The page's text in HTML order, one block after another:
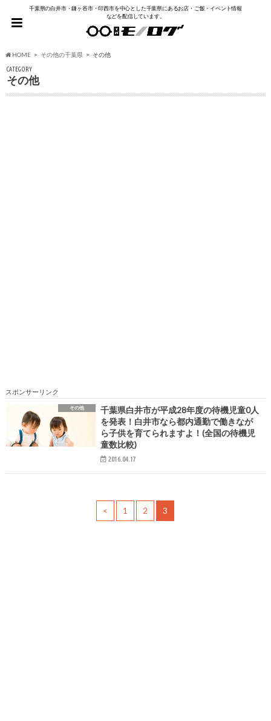
千葉県の白井市・鎌ヶ谷市・印西市を中心とした千葉県にあるお店・ご飯・イベント情報
などを配信しています。
HOME その他の千葉県 その他
CATEGORY
その他
スポンサーリンク
その他
千葉県白井市が平成28年度の待機児童0人
を発表！白井市なら都内通勤で働きなが
ら子供を育てられますよ！(全国の待機児
童数比較)
2016.04.17
< 1 2 3